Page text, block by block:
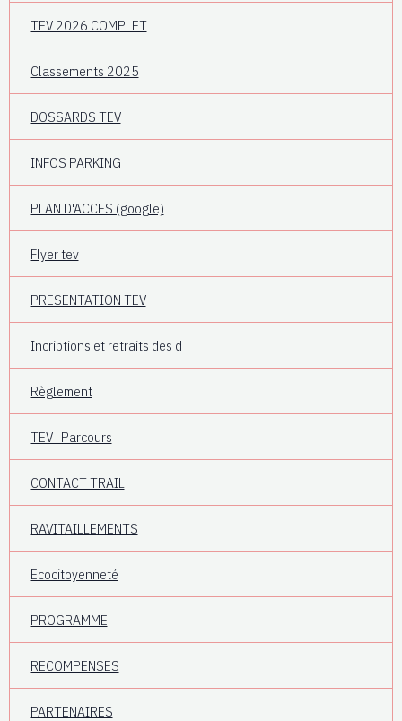
TEV 2026 COMPLET
Classements 2025
DOSSARDS TEV
INFOS PARKING
PLAN D'ACCES (google)
Flyer tev
PRESENTATION TEV
Incriptions et retraits des d
Règlement
TEV : Parcours
CONTACT TRAIL
RAVITAILLEMENTS
Ecocitoyenneté
PROGRAMME
RECOMPENSES
PARTENAIRES